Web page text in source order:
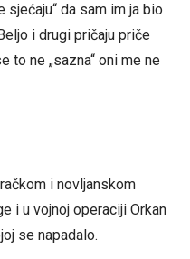
sjećaju“ da sam im ja bio
i drugi pričaju priče
to ne „sazna“ oni me ne
i novljanskom
i u vojnoj operaciji Orkan
se napadalo.